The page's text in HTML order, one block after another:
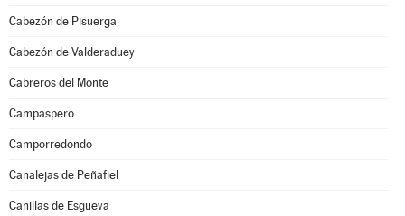
Cabezón de Pisuerga
Cabezón de Valderaduey
Cabreros del Monte
Campaspero
Camporredondo
Canalejas de Peñafiel
Canillas de Esgueva